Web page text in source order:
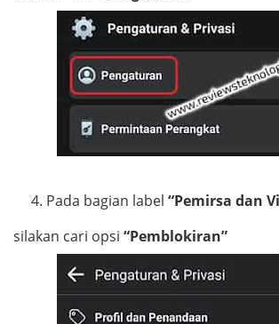
4. Pada bagian label “Pemirsa dan
silakan cari opsi “Pemblokiran”